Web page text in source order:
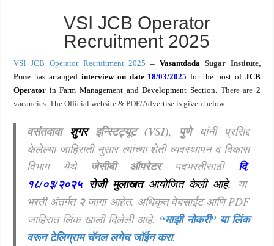
VSI JCB Operator
Recruitment 2025
VSI JCB Operator Recruitment 2025 –Vasantdada Sugar Institute,
Pune has arranged interview on date 18/03/2025 for the post of JCB
Operator in Farm Management and Development Section There are 2
vacancies. TheOfficial website & PDF/Advertise is given below.
वसंतदादा शुगरइन्स्टिट्यूट (VSI), पुणेयांनी प्रसिद्द
केलेल्या जाहिराती नुसार त्यांच्या शेती व्यवस्थापन व विकास
विभाग येथेजेसीबी ऑपरेटर पदभरतीसाठी दि.
१८/०३/२०२५रोजी मुलाखत आयोजित केली आहे.
या
भरती अंतर्गत२ जागा आहेत. अधिकृत वेबसाईट आणि PDF
जाहिरात लिंक खाली दिलेली आहे. “माझी नोकरी” या लिंक
वरून टेलिग्राम चॅनल लगेच जॉईन करा.